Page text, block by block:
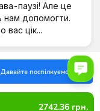
2742.36 грн.
Давайте поспілкуємося